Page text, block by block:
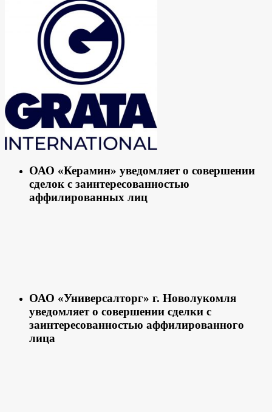
ОАО «Керамин» уведомляет о совершении
сделок с заинтересованностью
аффилированных лиц
ОАО «Универсалторг» г. Новолукомля
уведомляет о совершении сделки с
заинтересованностью аффилированного
лица